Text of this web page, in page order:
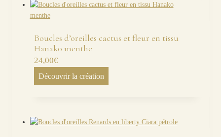
Boucles d’oreilles cactus et fleur en tissu
Hanako menthe
24,00€
Découvrir la création